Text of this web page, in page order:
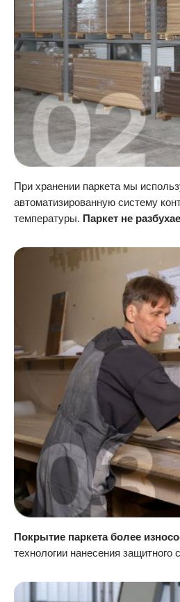
При хранении паркета мы
автоматизированную систему
температуры. Паркет не
Покрытие паркета более
технологии нанесения защитного